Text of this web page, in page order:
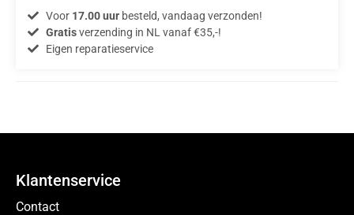
Voor 17.00 uurbesteld, vandaag verzonden!
Gratisverzending in NL vanaf €35,-!
Eigen reparatieservice
Klantenservice
Contact